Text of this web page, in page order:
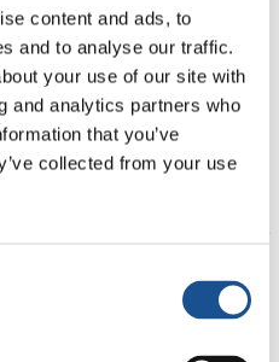
content and ads, to
and to analyse our traffic.
your use of our site with
and analytics partners who
that you’ve
collected from your use
en el campo de la
atención a jóvenes
colaboración con el
A.C.